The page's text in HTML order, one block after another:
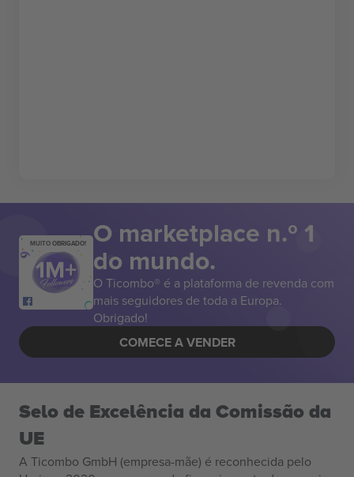
MUITO OBRIGADO! O marketplace n.º 1
do mundo.
O Ticombo® é a plataforma de revenda com
mais seguidores de toda a Europa.
Obrigado!
COMECE A VENDER
Selo de Excelência da Comissão da
UE
A Ticombo GmbH (empresa-mãe) é reconhecida pelo